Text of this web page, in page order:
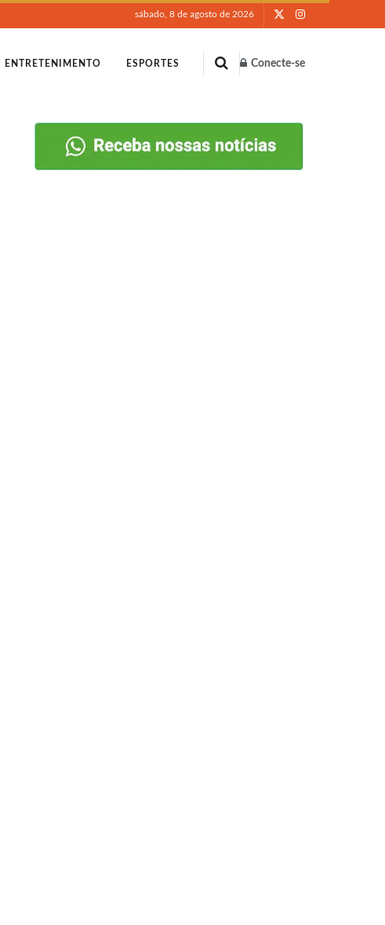
sábado, 8 de agosto de 2026
ENTRETENIMENTO ESPORTES Conecte-se